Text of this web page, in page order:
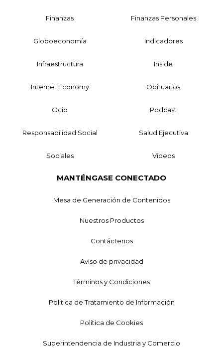
Finanzas Finanzas Personales
Globoeconomía Indicadores
Infraestructura Inside
Internet Economy Obituarios
Ocio Podcast
Responsabilidad Social Salud Ejecutiva
Sociales Videos
MANTÉNGASE CONECTADO
Mesa de Generación de Contenidos
Nuestros Productos
Contáctenos
Aviso de privacidad
Términos y Condiciones
Política de Tratamiento de Información
Política de Cookies
Superintendencia de Industria y Comercio